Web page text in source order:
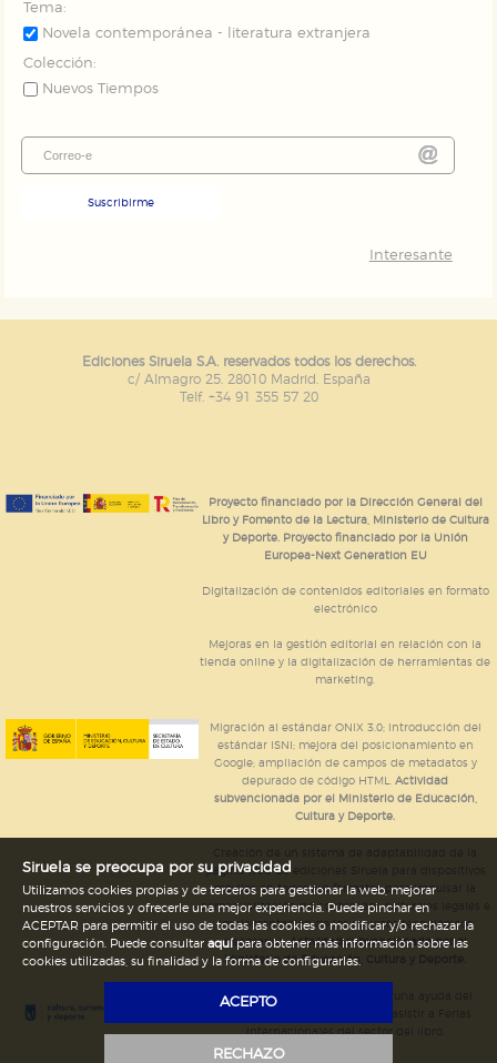
Tema:
Novela contemporánea - literatura extranjera
Colección:
Nuevos Tiempos
Suscribirme
Interesante
Ediciones Siruela S.A. reservados todos los derechos.
c/ Almagro 25. 28010 Madrid. España
Telf. +34 91 355 57 20
Proyecto financiado por la Dirección General del
Libro y Fomento de la Lectura, Ministerio de Cultura
y Deporte. Proyecto financiado por la Unión
Europea-Next Generation EU
Digitalización de contenidos editoriales en formato
electrónico
Mejoras en la gestión editorial en relación con la
tienda online y la digitalización de herramientas de
marketing.
Migración al estándar ONIX 3.0; introducción del
estándar ISNI; mejora del posicionamiento en
Google; ampliación de campos de metadatos y
depurado de código HTML.Actividad
subvencionada por el Ministerio de Educación,
Cultura y Deporte.
página web de ediciones Siruela para dispositivos
móviles en todos sus formatos para impulsar la
comercialización de contenidos culturales legales e
implementación de los recursos tecnológicos
necesarios.Actividad subvencionada por el
Ministerio de Educación, Cultura y Deporte.
Ediciones Siruela ha percibido una ayuda del
Internacionales del sector del libro.
Siruela se preocupa por su privacidad
Utilizamos cookies propias y de terceros para gestionar la web, mejorar
nuestros servicios y ofrecerle una mejor experiencia. Puede pinchar en
ACEPTAR para permitir el uso de todas las cookies o modificar y/o rechazar la
configuración. Puede consultar aquípara obtener más información sobre las
cookies utilizadas, su finalidad y la forma de configurarlas.
ACEPTO
RECHAZO